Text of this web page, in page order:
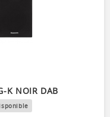
K NOIR DAB